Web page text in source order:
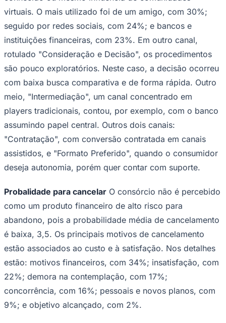
Fluminense
virtuais. O mais utilizado foi de um amigo, com 30%;
seguido por redes sociais, com 24%; e bancos e
instituições financeiras, com 23%. Em outro canal,
rotulado "Consideração e Decisão", os procedimentos
são pouco exploratórios. Neste caso, a decisão ocorreu
com baixa busca comparativa e de forma rápida. Outro
meio, "Intermediação", um canal concentrado em
players tradicionais, contou, por exemplo, com o banco
assumindo papel central. Outros dois canais:
"Contratação", com conversão contratada em canais
assistidos, e "Formato Preferido", quando o consumidor
deseja autonomia, porém quer contar com suporte.
Probalidade para cancelar O consórcio não é percebido
como um produto financeiro de alto risco para
abandono, pois a probabilidade média de cancelamento
é baixa, 3,5. Os principais motivos de cancelamento
estão associados ao custo e à satisfação. Nos detalhes
estão: motivos financeiros, com 34%; insatisfação, com
22%; demora na contemplação, com 17%;
concorrência, com 16%; pessoais e novos planos, com
9%; e objetivo alcançado, com 2%.